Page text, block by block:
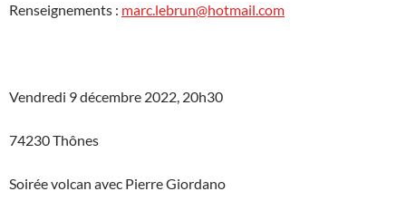
Renseignements : marc.lebrun@hotmail.com
Vendredi 9 décembre 2022, 20h30
74230 Thônes
Soirée volcan avec Pierre Giordano